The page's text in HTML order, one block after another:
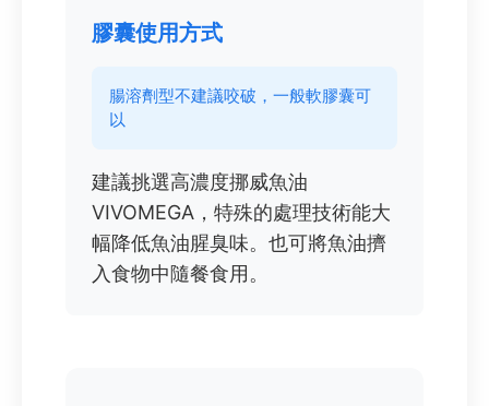
膠囊使用方式
腸溶劑型不建議咬破，一般軟膠囊可
以
建議挑選高濃度挪威魚油
VIVOMEGA，特殊的處理技術能大
幅降低魚油腥臭味。也可將魚油擠
入食物中隨餐食用。